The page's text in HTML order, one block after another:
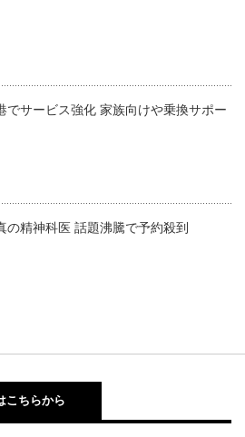
でサービス強化 家族向けや乗換サポー
の精神科医 話題沸騰で予約殺到
こちらから